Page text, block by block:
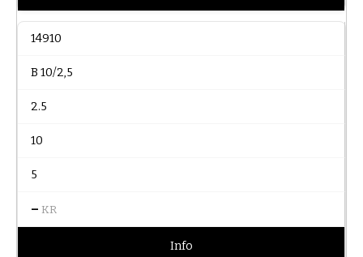
14910
B 10/2,5
2.5
10
5
– KR
Info